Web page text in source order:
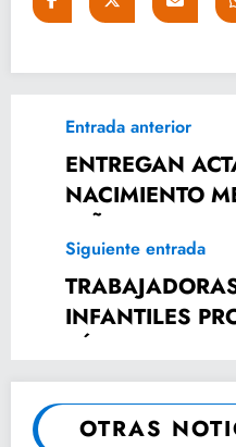
Entrada anterior
ENTREGAN
NACIMIENTO
NIÑOS
DE PADRES
Siguiente entrada
INFANTILES
ZÓCALO
OTRAS